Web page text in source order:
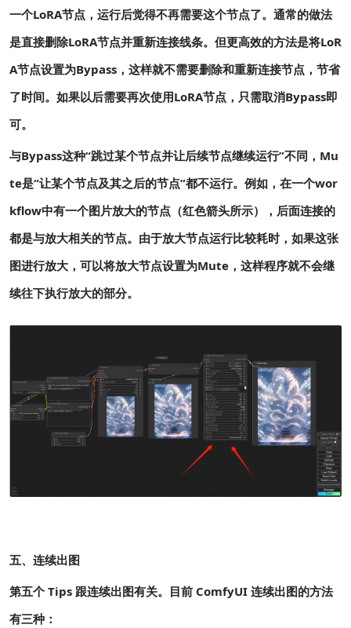
一个LoRA节点，运行后觉得不再需要这个节点了。通常的做法
是直接删除LoRA节点并重新连接线条。但更高效的方法是将LoR
A节点设置为Bypass，这样就不需要删除和重新连接节点，节省
了时间。如果以后需要再次使用LoRA节点，只需取消Bypass即
可。
与Bypass这种“跳过某个节点并让后续节点继续运行”不同，Mu
te是“让某个节点及其之后的节点”都不运行。例如，在一个wor
kflow中有一个图片放大的节点（红色箭头所示），后面连接的
都是与放大相关的节点。由于放大节点运行比较耗时，如果这张
图进行放大，可以将放大节点设置为Mute，这样程序就不会继
续往下执行放大的部分。
五、连续出图
第五个 Tips 跟连续出图有关。目前 ComfyUI 连续出图的方法
有三种：